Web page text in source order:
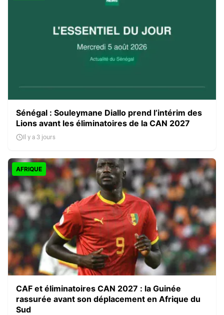
Sénégal : Souleymane Diallo prend l’intérim des
Lions avant les éliminatoires de la CAN 2027
Il y a 3 jours
AFRIQUE
CAF et éliminatoires CAN 2027 : la Guinée
rassurée avant son déplacement en Afrique du
Sud